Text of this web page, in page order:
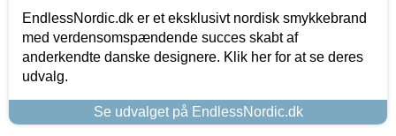
EndlessNordic.dk er et eksklusivt nordisk smykkebrand
med verdensomspændende succes skabt af
anderkendte danske designere. Klik her for at se deres
udvalg.
Se udvalget på EndlessNordic.dk